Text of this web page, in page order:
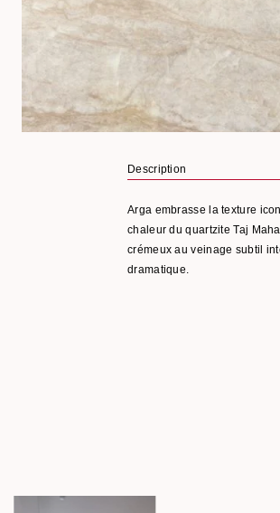
Description
Arga embrasse la texture
chaleur du quartzite Taj
crémeux au veinage subtil
dramatique.